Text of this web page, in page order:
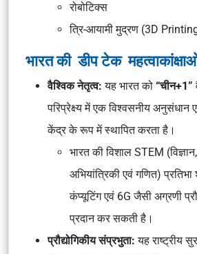
रोबोटिक्स
त्रि-आयामी मुद्रण (3D
भारत की डीप टेक
वैश्विक नेतृत्व:यह भारत को “चीन+1”
परिप्रेक्ष्य में एक विश्वसनीय अनुसंधान
केंद्र के रूप में स्थापित करता है।
भारत की विशाल STEM (विज्ञान,
अभियांत्रिकी एवं गणित)
कंप्यूटिंग एवं 6G जैसी अग्रणी
प्रदान कर सकती है।
प्रौद्योगिकीय संप्रभुता:यह राष्ट्रीय